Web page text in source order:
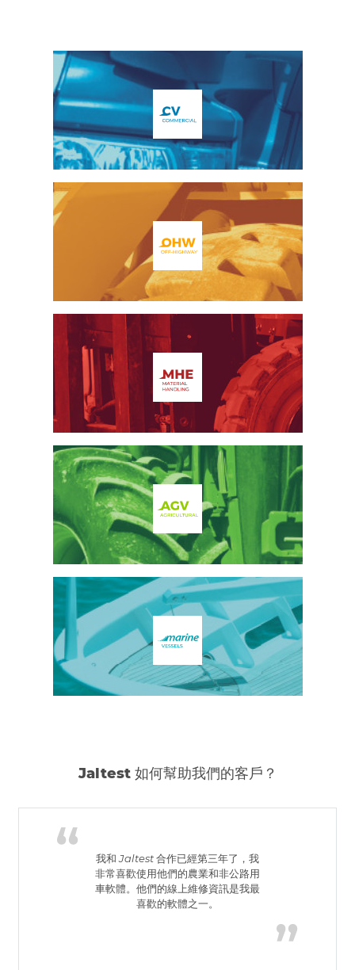
Jaltest 如何幫助我們的客戶？
我和 Jaltest 合作已經第三年了，我
非常喜歡使用他們的農業和非公路用
車軟體。他們的線上維修資訊是我最
喜歡的軟體之一。